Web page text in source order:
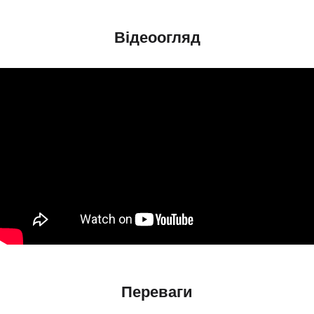
Відеоогляд
Переваги